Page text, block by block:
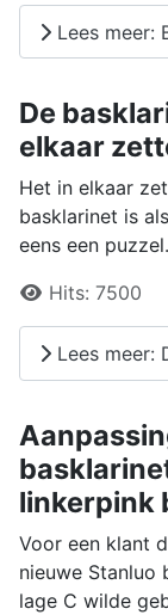
Lees meer:
De
elkaar
Het in elkaar
basklarinet is
eens een puzzel.
Details
Hits: 7500
Lees meer:
linkerpink
Voor een klant
nieuwe Stanluo
lage C wilde